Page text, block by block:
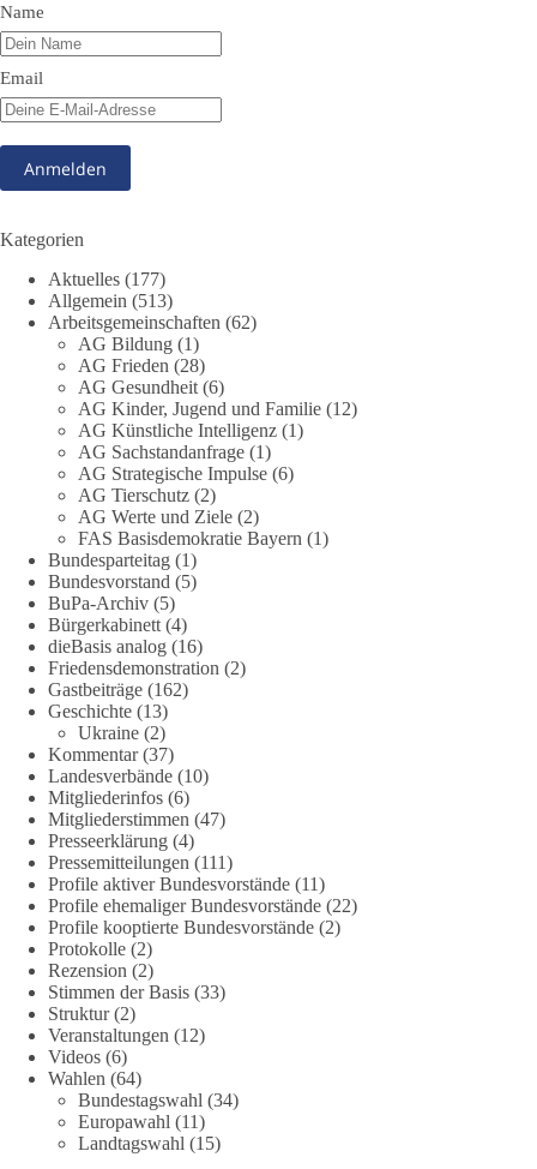
🟩🟩🟦🟦🟥🟥🟧🟧
Versorgungssicherheit ist keine Nebensache. Sie ist
Voraussetzung für Freiheit, Wirtschaft und den Alltag der
dieBasis steht für eine bezahlbare, sichere und unabhängige
Strommangel verwaltet, sondern daran, wie sie ihn verhindert!
Quellen:https://apollo-news.net/geheimplan-energiekrise-
bundesnetzagentur-bereitet-sich-auf-strommangel-ueber-
mehrere-tage-bis-wochen-vor/
https://www.merkur.de/deutschland/der-geheimplan-gegen-
stromausfalle-der-bundesnetzagentur-zr-94423201.html?
utm_source=chatgpt.com
🟩🟩🟦🟦🟥🟥🟧🟧
Wieder ein Beispiel dafür, warum wir 1 Milliarde für freie
Medien fordern sollten: 👉 Jetzt Petition unterzeichnen
#dieBasis #Energie #Versorgungssicherheit
#Technologieoffen #Resilienz
158 26 69
DieBasis
1 Tag zuvor
🌍 Migration darf niemals zum politischen Druckmittel
werden.
Die Ereignisse in Ceuta zeigen, wie schnell Menschen
zwischen geopolitische Interessen geraten können.
Unabhängig davon, welche politischen oder diplomatischen
Ursachen diese Krise im Einzelnen hatte, eines wird deutlich:
Wenn Migration als Druckmittel eingesetzt oder von
Schleusernetzwerken ausgenutzt werden kann, verlieren am
Ende immer die Menschen.
🟩🟩🟦🟦🟥🟥🟧🟧
Name
Email
Kategorien
Aktuelles (177)
Allgemein (513)
Arbeitsgemeinschaften (62)
AG Bildung (1)
AG Frieden (28)
AG Gesundheit (6)
AG Kinder, Jugend und Familie (12)
AG Künstliche Intelligenz (1)
AG Sachstandanfrage (1)
AG Strategische Impulse (6)
AG Tierschutz (2)
AG Werte und Ziele (2)
FAS Basisdemokratie Bayern (1)
Bundesparteitag (1)
Bundesvorstand (5)
BuPa-Archiv (5)
Bürgerkabinett (4)
dieBasis analog (16)
Friedensdemonstration (2)
Gastbeiträge (162)
Geschichte (13)
Ukraine (2)
Kommentar(37)
Landesverbände (10)
Mitgliederinfos (6)
Mitgliederstimmen (47)
Presseerklärung (4)
Pressemitteilungen (111)
Profile aktiver Bundesvorstände (11)
Profile ehemaliger Bundesvorstände (22)
Profile kooptierte Bundesvorstände (2)
Protokolle (2)
Rezension (2)
Stimmen der Basis (33)
Struktur(2)
Veranstaltungen (12)
Videos (6)
Wahlen (64)
Bundestagswahl (34)
Europawahl (11)
Landtagswahl (15)